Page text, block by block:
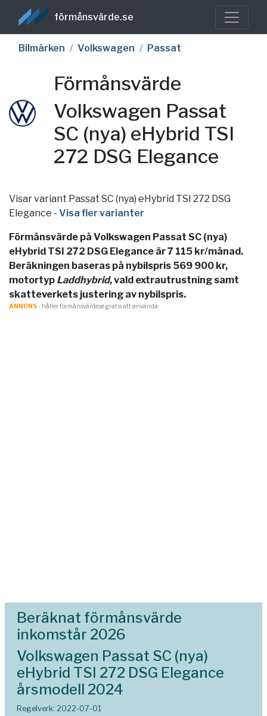
förmånsvärde.se
Bilmärken Volkswagen Passat
Förmånsvärde
Volkswagen Passat
SC (nya) eHybrid TSI
272 DSG Elegance
Visar variant Passat SC (nya) eHybrid TSI 272 DSG
Elegance - Visa fler varianter
Förmånsvärde på Volkswagen Passat SC (nya)
eHybrid TSI 272 DSG Elegance är 7 115 kr/månad.
Beräkningen baseras på nybilspris 569 900 kr,
motortyp Laddhybrid, vald extrautrustning samt
skatteverkets justering av nybilspris.
ANNONS- håller förmånsvärde.se gratis att använda
Beräknat förmånsvärde
inkomstår 2026
Volkswagen Passat SC (nya)
eHybrid TSI 272 DSG Elegance
årsmodell 2024
Regelverk: 2022-07-01